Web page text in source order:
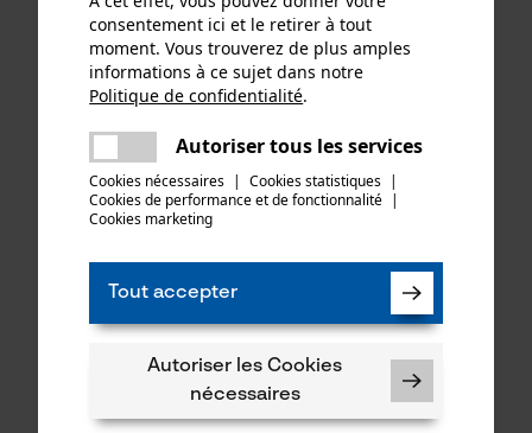
Bec verseur de rechange
Hünersdorff
carburant 5 L transparent
NOUVEAU
consentement ici et le retirer à tout
moment. Vous trouverez de plus amples
informations à ce sujet dans notre
Politique de confidentialité.
Autoriser tous les services
Cookies nécessaires | Cookies statistiques |
Cookies de performance et de fonctionnalité |
Cookies marketing
Tout accepter
Autoriser les Cookies
nécessaires
Une erreur s'est produite. Veuillez
essayer encore.
partager
partager
mail